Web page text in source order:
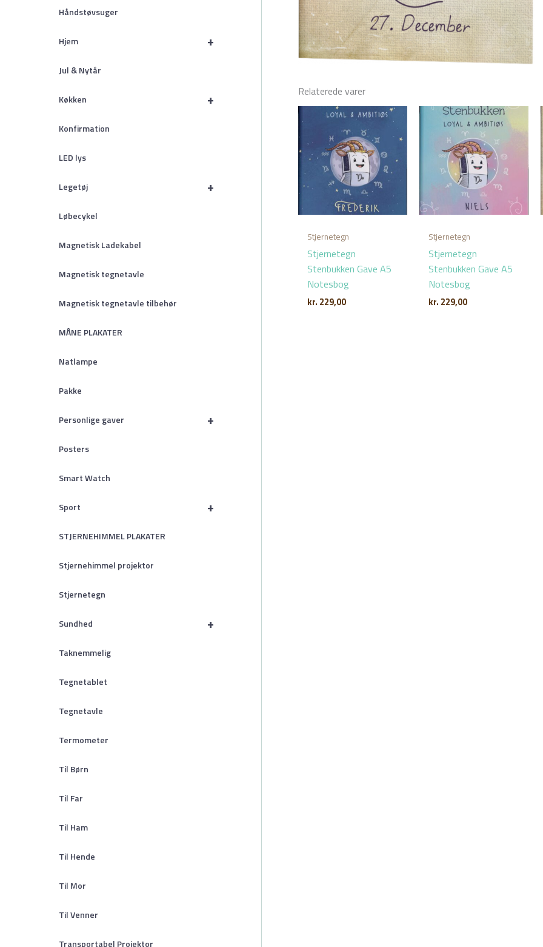
Håndstøvsuger
+
Hjem
Jul & Nytår
+
Køkken
Konfirmation
LED lys
+
Legetøj
Løbecykel
Magnetisk Ladekabel
Magnetisk tegnetavle
Magnetisk tegnetavle tilbehør
MÅNE PLAKATER
Natlampe
Pakke
+
Personlige gaver
Posters
Smart Watch
+
Sport
STJERNEHIMMEL PLAKATER
Stjernehimmel projektor
Stjernetegn
+
Sundhed
Taknemmelig
Tegnetablet
Tegnetavle
Termometer
Til Børn
Til Far
Til Ham
Til Hende
Til Mor
Til Venner
Transportabel Projektor
Relaterede varer
Stjernetegn
Stjernetegn
Stenbukken Gave A5
Notesbog
kr. 229,00
Stjernetegn
Stjernetegn
Stenbukken Gave A5
Notesbog
kr. 229,00